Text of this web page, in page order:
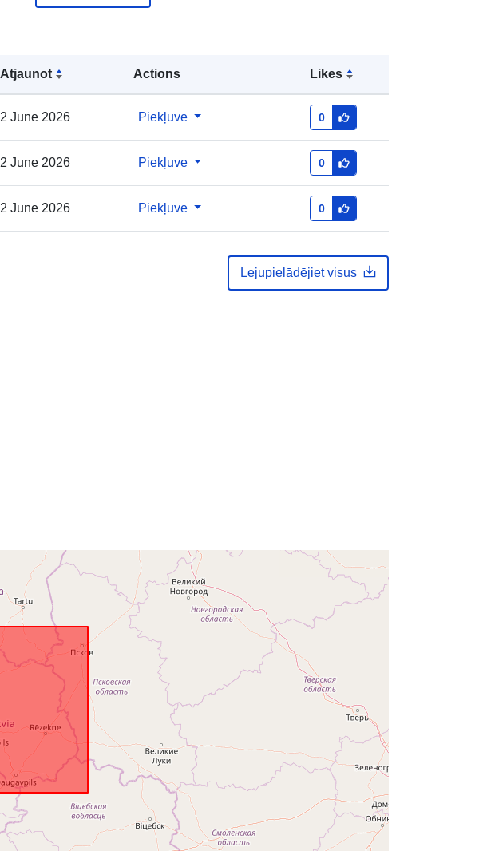
Atjaunot Actions Likes
2 June 2026 Piekļuve 0
2 June 2026 Piekļuve 0
2 June 2026 Piekļuve 0
Lejupielādējiet visus
Kataloga
Ģeogrāfiskā
atrašanās vieta:
Koordinātes: [ [ 28.5, 55.6 ], [ 20.7,
55.6 ], [ 20.7, 58.1 ], [ 28.5, 58.1 ], [
144d1693-ddff-402b-9e8b-
80f2b1f67204
http://data.europa.eu/88u/dataset/14
4d1693-ddff-402b-9e8b-
80f2b1f67204